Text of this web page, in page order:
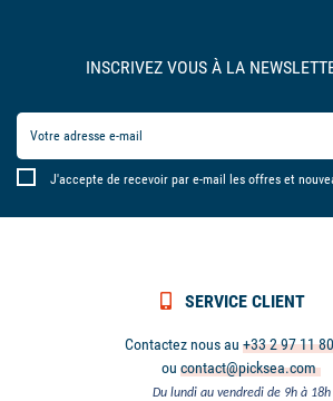
INSCRIVEZ VOUS À LA
J'accepte de recevoir par e-mail les offres et
SERVICE CLIENT
Contactez nous au +33 2 97 11
ou contact@picksea.com
Du lundi au vendredi de 9h à 18h